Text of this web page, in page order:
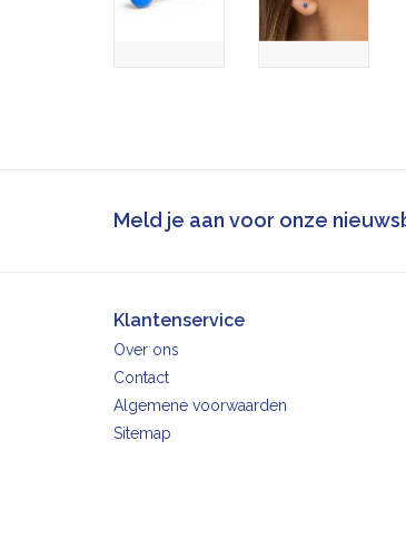
Meld je aan voor onze
Klantenservice
Over ons
Contact
Algemene voorwaarden
Sitemap